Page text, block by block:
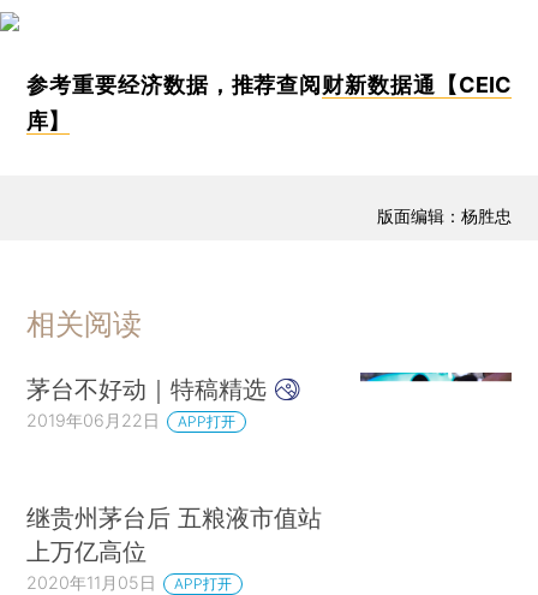
参考重要经济数据，推荐查阅 财新数据通【CEIC
库】
版面编辑：杨胜忠
相关阅读
茅台不好动｜特稿精选
2019年06月22日 APP打开
继贵州茅台后 五粮液市值站
上万亿高位
2020年11月05日 APP打开